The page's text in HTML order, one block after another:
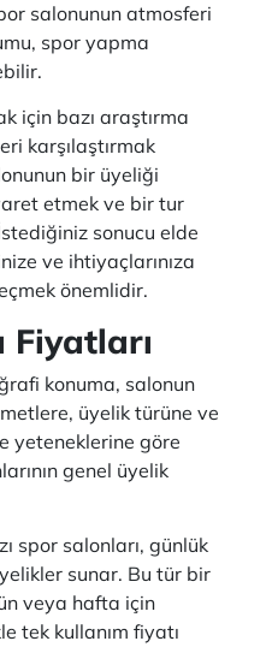
salonunun atmosferi
spor yapma
için bazı araştırma
karşılaştırmak
bir üyeliği
etmek ve bir tur
sonucu elde
ve ihtiyaçlarınıza
önemlidir.
Fiyatları
konuma, salonun
üyelik türüne ve
yeteneklerine göre
genel üyelik
spor salonları, günlük
sunar. Bu tür bir
veya hafta için
tek kullanım fiyatı